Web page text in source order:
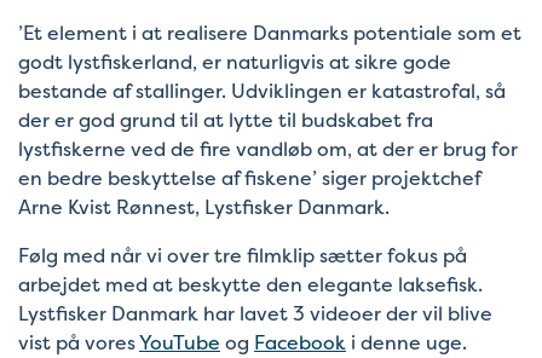
’Et element i at realisere Danmarks potentiale som et
godt lystfiskerland, er naturligvis at sikre gode
bestande af stallinger. Udviklingen er katastrofal, så
der er god grund til at lytte til budskabet fra
lystfiskerne ved de fire vandløb om, at der er brug for
en bedre beskyttelse af fiskene’ siger projektchef
Arne Kvist Rønnest, Lystfisker Danmark.
Følg med når vi over tre filmklip sætter fokus på
arbejdet med at beskytte den elegante laksefisk.
Lystfisker Danmark har lavet 3 videoer der vil blive
vist på voresYouTube og Facebook i denne uge.